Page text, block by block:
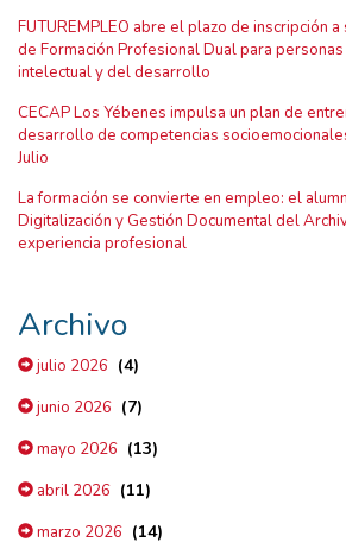
FUTUREMPLEO abre el plazo de inscripción
de Formación Profesional Dual para
intelectual y del desarrollo
CECAP Los Yébenes impulsa un plan de
desarrollo de competencias
Julio
La formación se convierte en empleo: el
Digitalización y Gestión Documental del
experiencia profesional
Archivo
julio 2026 (4)
junio 2026 (7)
mayo 2026 (13)
abril 2026 (11)
marzo 2026 (14)